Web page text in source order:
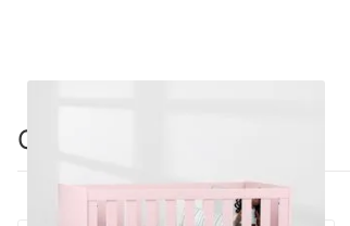
Combinação perfeita